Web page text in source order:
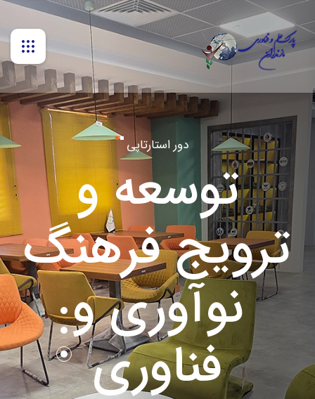
شهید القائد
باید برخاست؛
ندای ماندگار
شهید
مقاومت